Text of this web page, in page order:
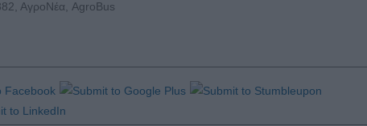
ΑγροΝέα, AgroBus